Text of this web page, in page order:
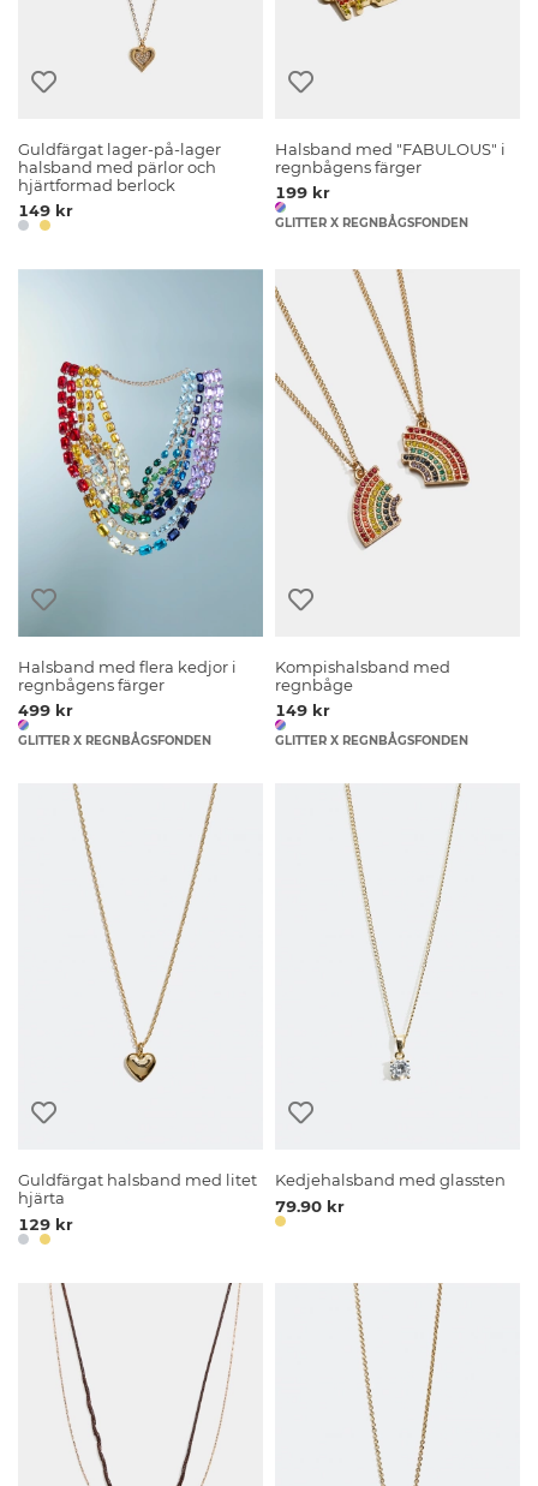
Guldfärgat lager-på-lager
halsband med pärlor och
hjärtformad berlock
149 kr
Halsband med "FABULOUS" i
regnbågens färger
199 kr
GLITTER X REGNBÅGSFONDEN
Halsband med flera kedjor i
regnbågens färger
499 kr
GLITTER X REGNBÅGSFONDEN
Kompishalsband med
regnbåge
149 kr
GLITTER X REGNBÅGSFONDEN
Guldfärgat halsband med litet
hjärta
129 kr
Kedjehalsband med glassten
79.90 kr